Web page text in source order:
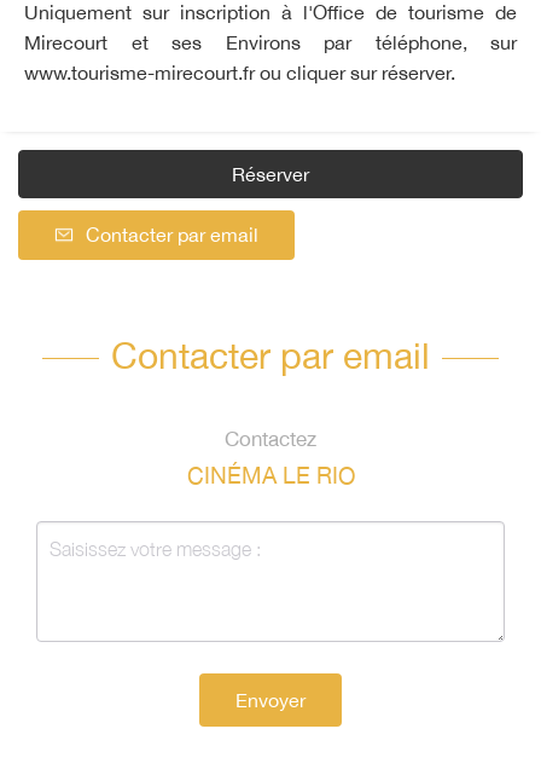
Uniquement sur inscription à l'Office de tourisme de
Mirecourt et ses Environs par téléphone, sur
www.tourisme-mirecourt.fr ou cliquer sur réserver.
Réserver
Contacter par email
Contacter par email
Contactez
CINÉMA LE RIO
Envoyer